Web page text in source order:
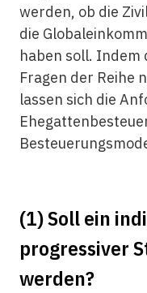
werden, ob die
die
haben soll. Indem
Fragen der Reihe
lassen sich die
(1) Soll ein
progressiver
werden?